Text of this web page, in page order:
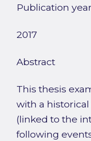
Publication year
2017
Abstract
This thesis
with a
(linked to the
following